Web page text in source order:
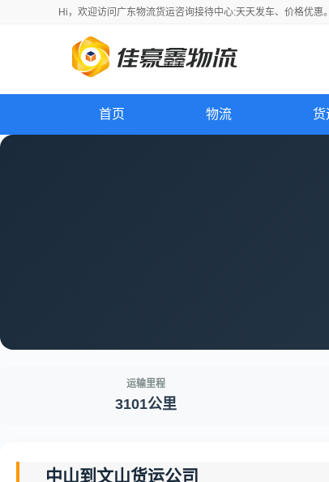
Hi， 欢迎访问 广东物流货运咨询接待中心:天天发车、价格优惠。
首页 物流 货
运输里程
3101公里
中山到文山货运公司